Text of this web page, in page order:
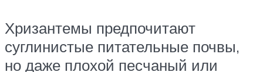
Хризантемы предпочитают
суглинистые питательные почвы,
но даже плохой песчаный или